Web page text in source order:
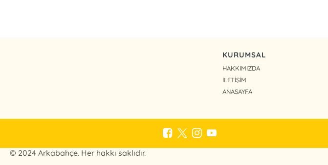
KURUMSAL
HAKKIMIZDA
İLETİŞİM
ANASAYFA
© 2024 Arkabahçe. Her hakkı saklıdır.